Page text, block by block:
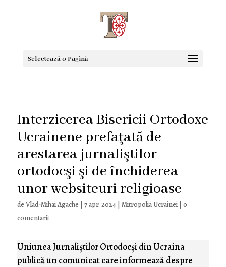
Selectează o Pagină
Interzicerea Bisericii Ortodoxe
Ucrainene prefaţată de
arestarea jurnaliştilor
ortodocşi şi de închiderea
unor websiteuri religioase
de Vlad-Mihai Agache 7 apr. 2024| Mitropolia Ucrainei| 0
comentarii
Uniunea Jurnaliştilor Ortodocşi din Ucraina
publică un comunicat care informează despre